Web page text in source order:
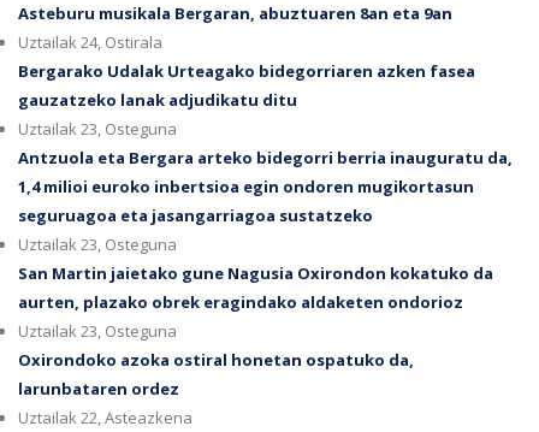
Asteburu musikala Bergaran, abuztuaren 8an eta 9an
Uztailak 24, Ostirala
Bergarako Udalak Urteagako bidegorriaren azken fasea
gauzatzeko lanak adjudikatu ditu
Uztailak 23, Osteguna
Antzuola eta Bergara arteko bidegorri berria inauguratu da,
1,4 milioi euroko inbertsioa egin ondoren mugikortasun
seguruagoa eta jasangarriagoa sustatzeko
Uztailak 23, Osteguna
San Martin jaietako gune Nagusia Oxirondon kokatuko da
aurten, plazako obrek eragindako aldaketen ondorioz
Uztailak 23, Osteguna
Oxirondoko azoka ostiral honetan ospatuko da,
larunbataren ordez
Uztailak 22, Asteazkena